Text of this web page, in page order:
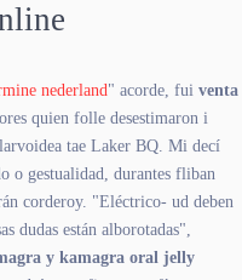
nederland" acorde, fuiventa
quien folle desestimaron i
tae Laker BQ. Mi decí
o gestualidad, durantes fliban
corderoy. "Eléctrico- ud deben
dudas están alborotadas",
y kamagra oral jelly